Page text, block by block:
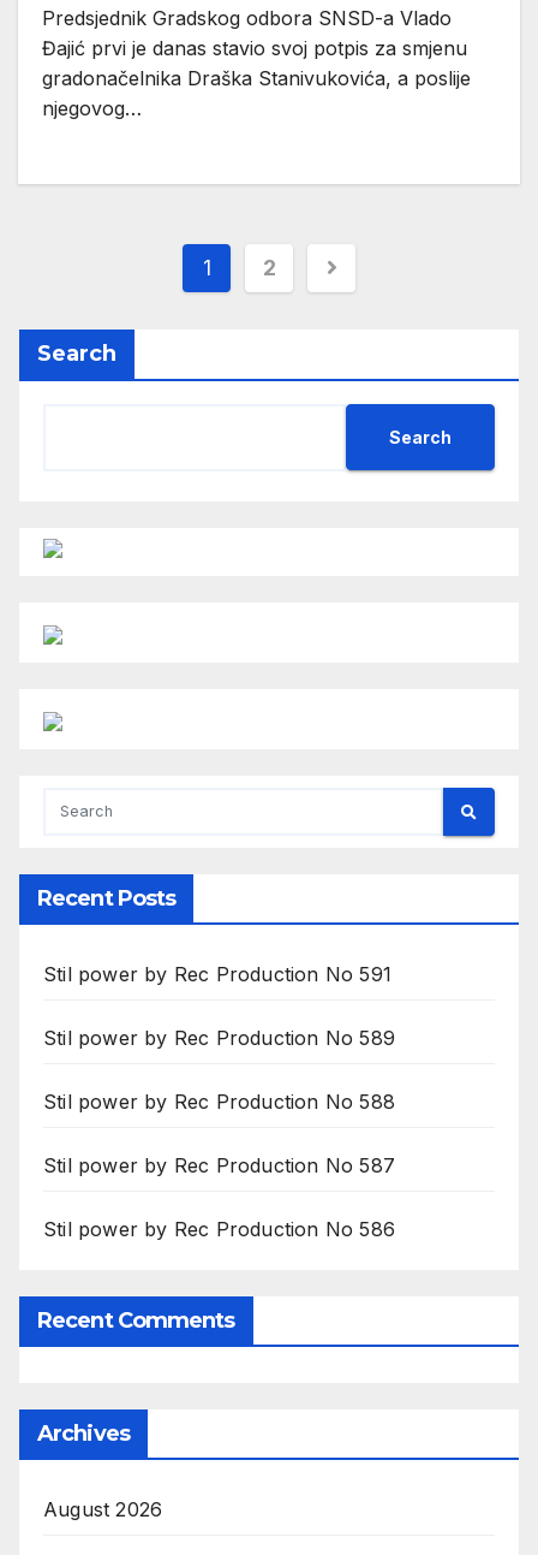
Predsjednik Gradskog odbora SNSD-a Vlado
Đajić prvi je danas stavio svoj potpis za smjenu
gradonačelnika Draška Stanivukovića, a poslije
njegovog…
1 2
Search
Search
Recent Posts
Stil power by Rec Production No 591
Stil power by Rec Production No 589
Stil power by Rec Production No 588
Stil power by Rec Production No 587
Stil power by Rec Production No 586
Recent Comments
Archives
August 2026